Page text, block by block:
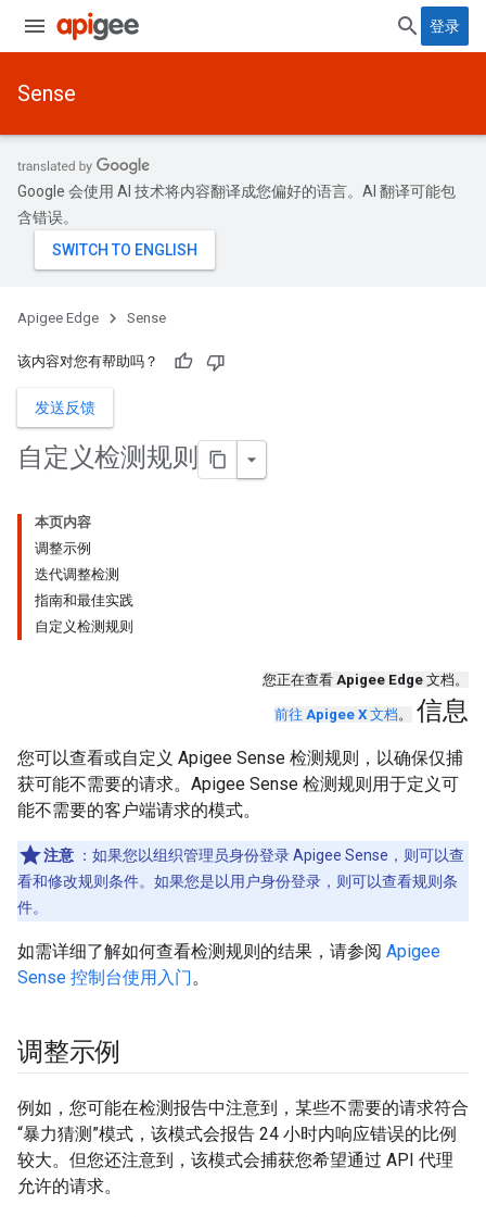
登录
Sense
Google 会使用 AI 技术将内容翻译成您偏好的语言。AI 翻译可能包
含错误。
Apigee Edge Sense
该内容对您有帮助吗？
发送反馈
自定义检测规则
本页内容
调整示例
迭代调整检测
指南和最佳实践
自定义检测规则
您正在查看 Apigee Edge 文档。
前往 Apigee X 文档。 信息
您可以查看或自定义 Apigee Sense 检测规则，以确保仅捕
获可能不需要的请求。Apigee Sense 检测规则用于定义可
能不需要的客户端请求的模式。
注意 ：如果您以组织管理员身份登录 Apigee Sense，则可以查
看和修改规则条件。如果您是以用户身份登录，则可以查看规则条
件。
如需详细了解如何查看检测规则的结果，请参阅 Apigee
Sense 控制台使用入门。
调整示例
例如，您可能在检测报告中注意到，某些不需要的请求符合
“暴力猜测”模式，该模式会报告 24 小时内响应错误的比例
较大。但您还注意到，该模式会捕获您希望通过 API 代理
允许的请求。